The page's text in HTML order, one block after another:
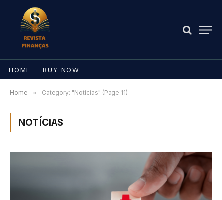
HOME BUY NOW
Home » Category: "Notícias" (Page 11)
NOTÍCIAS